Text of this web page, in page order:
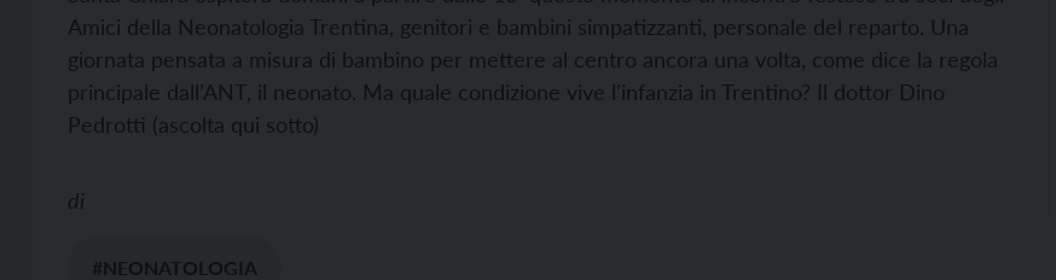
Amici della Neonatologia Trentina, genitori e bambini simpatizzanti, personale del reparto. Una
giornata pensata a misura di bambino per mettere al centro ancora una volta, come dice la regola
principale dall’ANT, il neonato. Ma quale condizione vive l’infanzia in Trentino? Il dottor Dino
Pedrotti (ascolta qui sotto)
di
#NEONATOLOGIA